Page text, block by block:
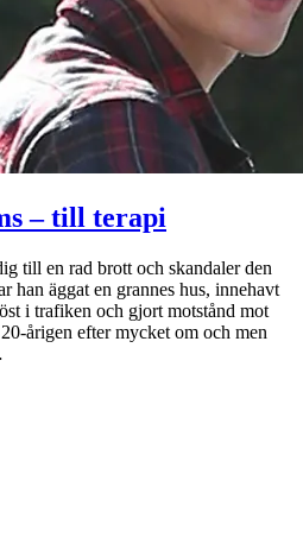
– till terapi
till en rad brott och skandaler den
han äggat en grannes hus, innehavt
i trafiken och gjort motstånd mot
årigen efter mycket om och men